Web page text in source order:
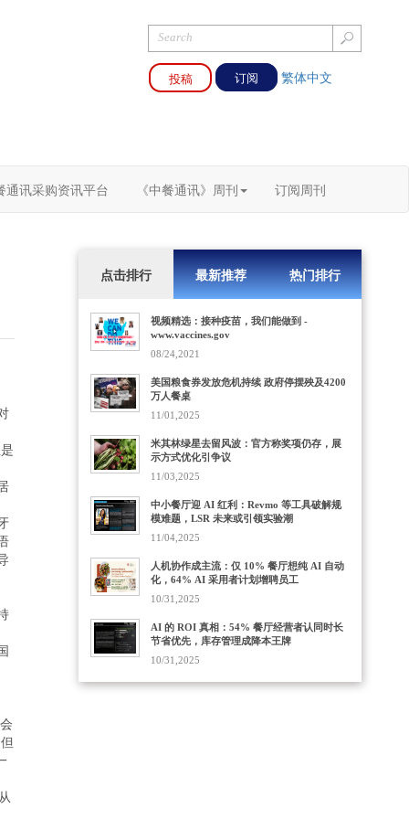
投稿 订阅 繁体中文
通讯采购资讯平台 《中餐通讯》周刊 订阅周刊
点击排行 最新推荐 热门排行
视频精选：接种疫苗，我们能做到 -
www.vaccines.gov
08/24,2021
美国粮食券发放危机持续 政府停摆殃及4200
万人餐桌
11/01,2025
米其林绿星去留风波：官方称奖项仍存，展
示方式优化引争议
11/03,2025
中小餐厅迎 AI 红利：Revmo 等工具破解规
模难题，LSR 未来或引领实验潮
11/04,2025
人机协作成主流：仅 10% 餐厅想纯 AI 自动
化，64% AI 采用者计划增聘员工
10/31,2025
AI 的 ROI 真相：54% 餐厅经营者认同时长
节省优先，库存管理成降本王牌
10/31,2025